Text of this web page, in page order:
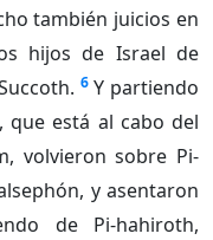
también juicios en
hijos de Israel de
6 Y partiendo
que está al cabo del
volvieron sobre Pi-
y asentaron
de Pi-hahiroth,